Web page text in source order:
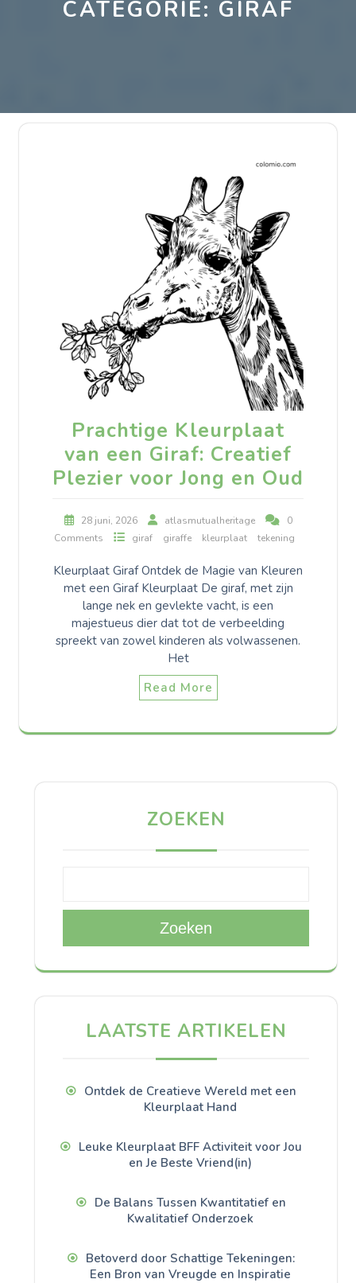
CATEGORIE: GIRAF
Prachtige Kleurplaat
van een Giraf: Creatief
Plezier voor Jong en Oud
28 juni, 2026 atlasmutualheritage
0
Comments
giraf giraffe kleurplaat tekening
Kleurplaat Giraf Ontdek de Magie van Kleuren
met een Giraf Kleurplaat De giraf, met zijn
lange nek en gevlekte vacht, is een
majestueus dier dat tot de verbeelding
spreekt van zowel kinderen als volwassenen.
Het
Read More
ZOEKEN
Zoeken
LAATSTE ARTIKELEN
Ontdek de Creatieve Wereld met een
Kleurplaat Hand
Leuke Kleurplaat BFF Activiteit voor Jou
en Je Beste Vriend(in)
De Balans Tussen Kwantitatief en
Kwalitatief Onderzoek
Betoverd door Schattige Tekeningen:
Een Bron van Vreugde en Inspiratie